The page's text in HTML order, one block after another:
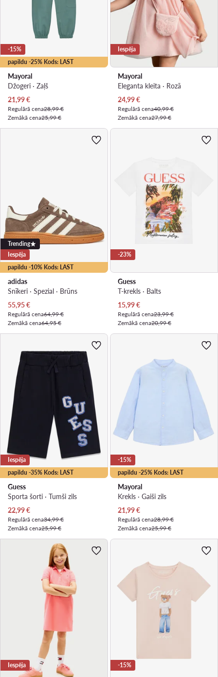
papildu -25% Kods: LAST
-15%
Mayoral
Džogeri · Zaļš
Pašreizējā cena
21,99€
Regulārā cena28,99 €
Zemākā cena25,99 €
Iespēja
Mayoral
Eleganta kleita · Rozā
Pašreizējā cena
24,99€
Regulārā cena40,99 €
Zemākā cena27,99 €
papildu -10% Kods: LAST
Trending
Iespēja
adidas
Snīkeri · Spezial · Brūns
Pašreizējā cena
55,95€
Regulārā cena64,99 €
Zemākā cena64,95 €
-23%
Guess
T-krekls · Balts
Pašreizējā cena
15,99€
Regulārā cena23,99 €
Zemākā cena20,99 €
papildu -35% Kods: LAST
Iespēja
Guess
Sporta šorti · Tumši zils
Pašreizējā cena
22,99€
Regulārā cena34,99 €
Zemākā cena25,99 €
papildu -25% Kods: LAST
-15%
Mayoral
Krekls · Gaiši zils
Pašreizējā cena
21,99€
Regulārā cena28,99 €
Zemākā cena25,99 €
Iespēja -15%